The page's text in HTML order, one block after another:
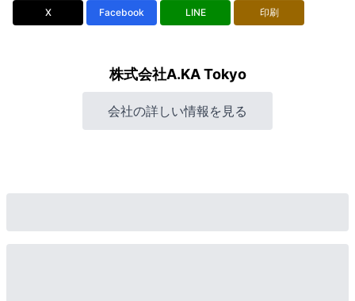
X Facebook LINE 印刷
株式会社A.KA Tokyo
会社の詳しい情報を見る